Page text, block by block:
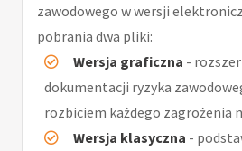
zawodowego w wersji
pobrania dwa pliki:
Wersja graficzna -
dokumentacji ryzyka
rozbiciem każdego zagrożenia
Wersja klasyczna -